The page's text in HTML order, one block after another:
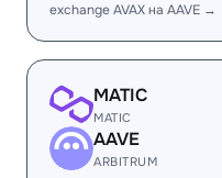
exchange AVAX на AAVE →
MATIC
MATIC
AAVE
ARBITRUM